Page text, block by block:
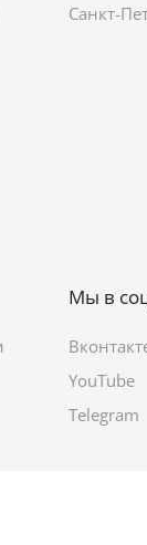
Санкт-
Мы в
YouTube
Telegram